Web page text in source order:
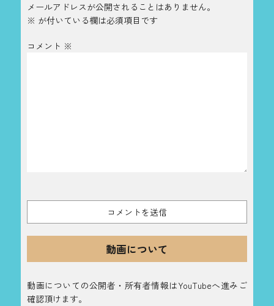
メールアドレスが公開されることはありません。
※ が付いている欄は必須項目です
コメント ※
動画について
動画についての公開者・所有者情報はYouTubeへ進みご
確認頂けます。